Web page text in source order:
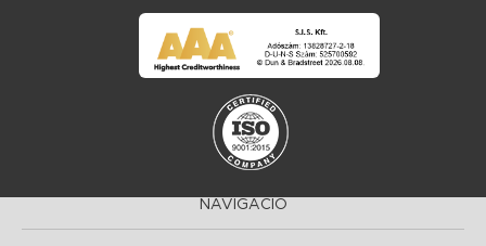
NAVIGÁCIÓ